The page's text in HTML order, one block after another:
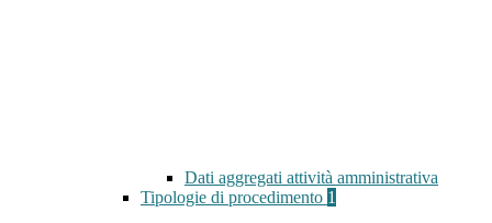
Dati aggregati attività amministrativa
Tipologie di procedimento 1